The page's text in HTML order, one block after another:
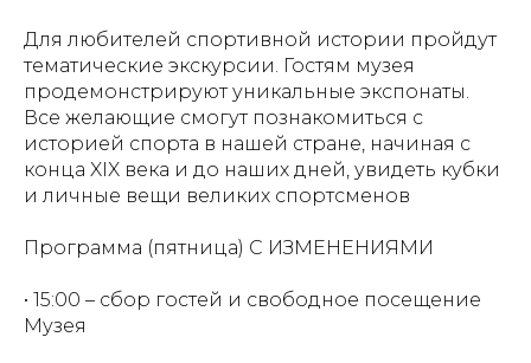
Для любителей спортивной истории пройдут
тематические экскурсии. Гостям музея
продемонстрируют уникальные экспонаты.
Все желающие смогут познакомиться с
историей спорта в нашей стране, начиная с
конца XIX века и до наших дней, увидеть кубки
и личные вещи великих спортсменов
Программа (пятница) С ИЗМЕНЕНИЯМИ
• 15:00 – сбор гостей и свободное посещение
Музея